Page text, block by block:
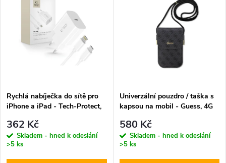
Rychlá nabíječka do sítě pro
iPhone a iPad - Tech-Protect,
362 Kč
Skladem - hned k odeslání
>5 ks
Univerzální pouzdro / taška s
kapsou na mobil - Guess, 4G
580 Kč
Skladem - hned k odeslání
>5 ks